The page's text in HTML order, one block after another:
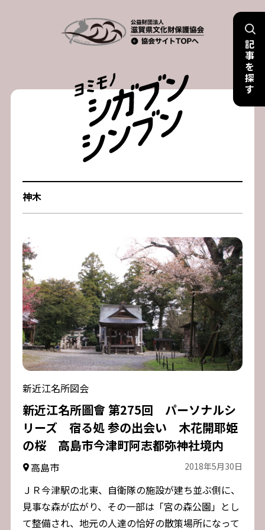
記
事
を
探
す
神木
新近江名所図会
新近江名所圖會 第275回 パーソナルシ
リーズ 宿る処 参の出会い 木花開耶姫
の桜 高島市今津町阿志都弥神社境内
高島市 2018年5月30日
ＪＲ今津駅の北東、自衛隊の施設が建ち並ぶ側に、
見事な森が広がり、その一部は「宮の森公園」とし
て整備され、地元の人達の恰好の散策場所になって